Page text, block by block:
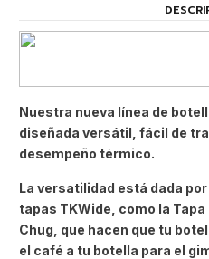
Nuestra nueva línea de
diseñada versátil, fácil de
desempeño térmico.
La versatilidad está dada
tapas TKWide, como la
Chug, que hacen que tu
el café a tu botella para el